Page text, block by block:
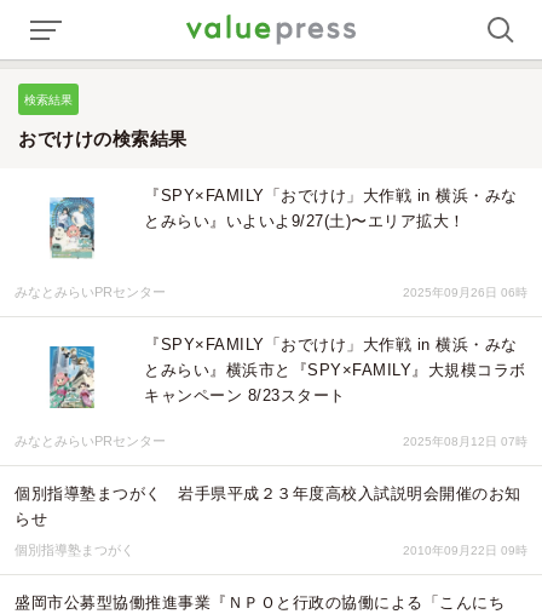
検索結果
おでけけの検索結果
『SPY×FAMILY「おでけけ」大作戦 in 横浜・みな
とみらい』いよいよ9/27(土)〜エリア拡大！
みなとみらいPRセンター 2025年09月26日 06時
『SPY×FAMILY「おでけけ」大作戦 in 横浜・みな
とみらい』横浜市と『SPY×FAMILY』大規模コラボ
キャンペーン 8/23スタート
みなとみらいPRセンター 2025年08月12日 07時
個別指導塾まつがく 岩手県平成２３年度高校入試説明会開催のお知
らせ
個別指導塾まつがく 2010年09月22日 09時
盛岡市公募型協働推進事業『ＮＰＯと行政の協働による「こんにち